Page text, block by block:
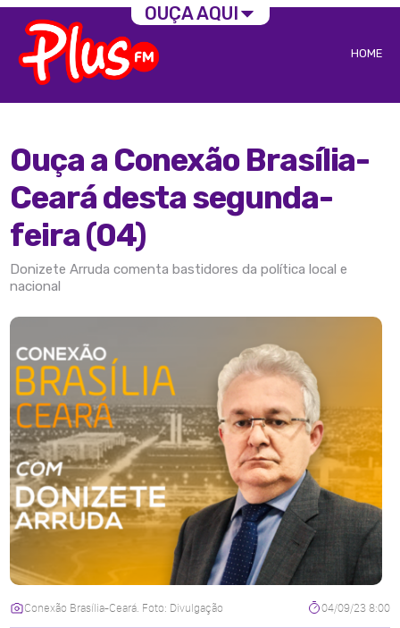
HOME
Ouça a Conexão Brasília-
Ceará desta segunda-
feira (04)
Donizete Arruda comenta bastidores da política local e
nacional
Conexão Brasília-Ceará. Foto: Divulgação 04/09/23 8:00
OUÇA AQUI